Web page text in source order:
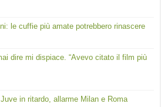
le cuffie più amate potrebbero rinascere
dire mi dispiace. “Avevo citato il film più
in ritardo, allarme Milan e Roma